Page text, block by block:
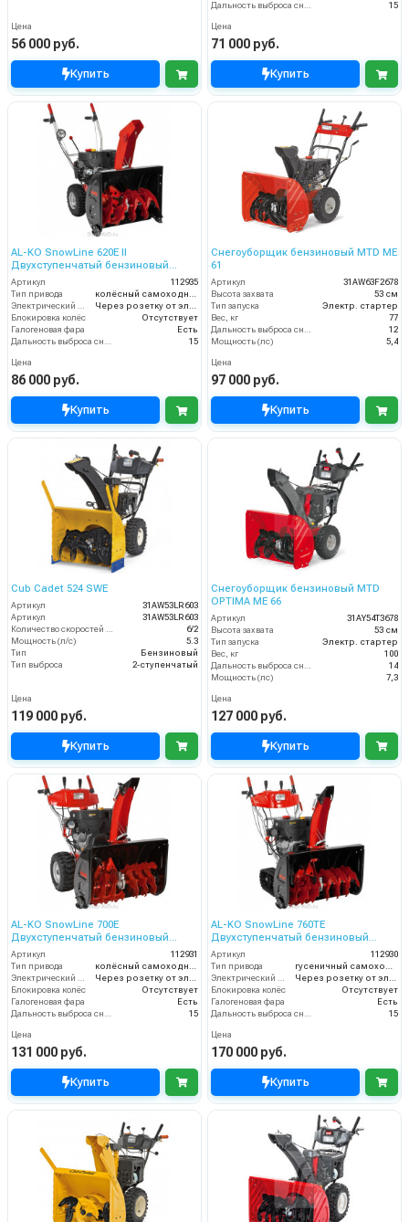
Цена
56 000 руб.
Купить
Дальность выброса снега (м)
15
Цена
71 000 руб.
Купить
AL-KO SnowLine 620E II
Двухступенчатый бензиновый
снегоуборщик
Артикул
112935
Тип привода
колёсный самоходный
Электрический стартер
Через розетку от электросети
Блокировка колёс
Отсутствует
Галогеновая фара
Есть
Дальность выброса снега (м)
15
Цена
86 000 руб.
Купить
Снегоуборщик бензиновый MTD ME
61
Артикул
31AW63F2678
Высота захвата
53 см
Тип запуска
Электр. стартер
Вес, кг
77
Дальность выброса снега (м)
12
Мощность (лс)
5,4
Цена
97 000 руб.
Купить
Cub Cadet 524 SWE
Артикул
31AW53LR603
Артикул
31AW53LR603
6/2
Мощность (л/с)
5.3
Тип
Бензиновый
Тип выброса
2-ступенчатый
Цена
119 000 руб.
Купить
Снегоуборщик бензиновый MTD
OPTIMA ME 66
Артикул
31AY54T3678
Высота захвата
53 см
Тип запуска
Электр. стартер
Вес, кг
100
14
Мощность (лс)
7,3
Цена
127 000 руб.
Купить
AL-KO SnowLine 700E
Двухступенчатый бензиновый
снегоуборщик
Артикул
112931
Тип привода
Блокировка колёс
Отсутствует
Галогеновая фара
Есть
15
Цена
131 000 руб.
Купить
AL-KO SnowLine 760TE
Двухступенчатый бензиновый
снегоуборщик
Артикул
112930
Тип привода
Блокировка колёс
Отсутствует
Галогеновая фара
Есть
15
Цена
170 000 руб.
Купить